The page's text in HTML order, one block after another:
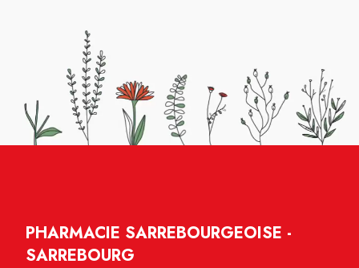
PHARMACIE SARREBOURGEOISE -
SARREBOURG